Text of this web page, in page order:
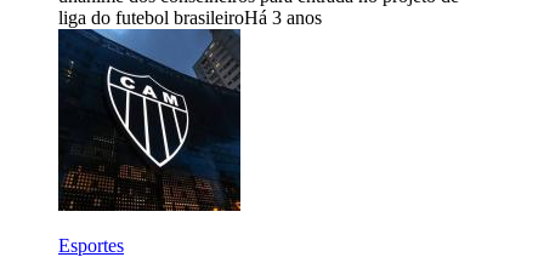
liga do futebol brasileiroHá 3 anos
Esportes